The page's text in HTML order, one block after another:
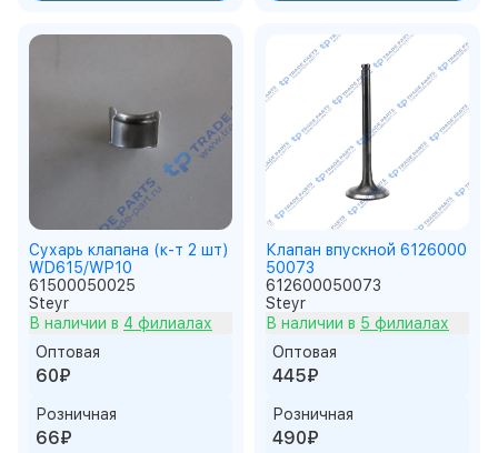
Сухарь клапана (к-т 2 шт)
WD615/WP10
61500050025
Steyr
В наличии в 4 филиалах
Оптовая
60₽
Розничная
66₽
Клапан впускной 6126000
50073
612600050073
Steyr
В наличии в 5 филиалах
Оптовая
445₽
Розничная
490₽